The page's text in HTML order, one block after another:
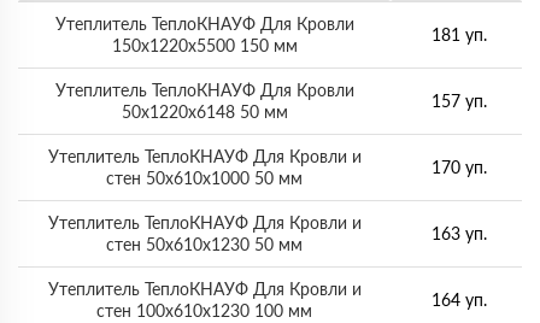
Утеплитель ТеплоКНАУФ Для Кровли
150х1220х5500 150 мм
181 уп.
Утеплитель ТеплоКНАУФ Для Кровли
50х1220х6148 50 мм
157 уп.
Утеплитель ТеплоКНАУФ Для Кровли и
стен 50х610х1000 50 мм
170 уп.
Утеплитель ТеплоКНАУФ Для Кровли и
стен 50х610х1230 50 мм
163 уп.
Утеплитель ТеплоКНАУФ Для Кровли и
стен 100х610х1230 100 мм
164 уп.